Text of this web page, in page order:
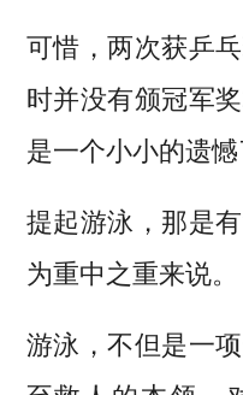
可惜，两次获乒
时并没有颁冠军
是一个小小的遗憾
提起游泳，那是
为重中之重来说。
游泳，不但是一